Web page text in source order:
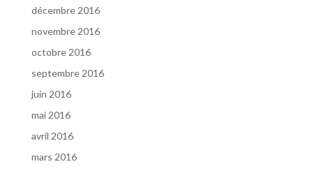
décembre 2016
novembre 2016
octobre 2016
septembre 2016
juin 2016
mai 2016
avril 2016
mars 2016